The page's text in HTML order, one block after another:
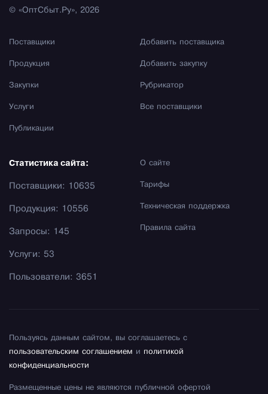
© «ОптСбыт.Ру», 2026
Поставщики
Продукция
Закупки
Услуги
Публикации
Добавить поставщика
Добавить закупку
Рубрикатор
Все поставщики
О сайте
Тарифы
Техническая поддержка
Правила сайта
Статистика сайта:
Поставщики: 10635
Продукция: 10556
Запросы: 145
Услуги: 53
Пользователи: 3651
Пользуясь данным сайтом, вы соглашаетесь с
пользовательским соглашением и политикой
конфиденциальности
Размещенные цены не являются публичной офертой